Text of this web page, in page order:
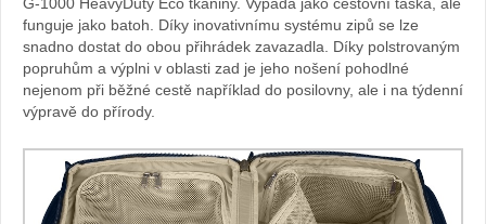
funguje jako batoh. Díky inovativnímu systému zipů se lze
snadno dostat do obou přihrádek zavazadla. Díky polstrovaným
popruhům a výplni v oblasti zad je jeho nošení pohodlné
nejenom při běžné cestě například do posilovny, ale i na týdenní
výpravě do přírody.